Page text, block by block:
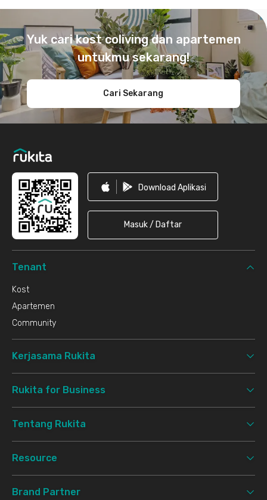
Yuk cari kost coliving dan apartemen
untukmu sekarang!
Cari Sekarang
Download Aplikasi
Masuk / Daftar
Tenant
Kost
Apartemen
Community
Kerjasama Rukita
Rukita for Business
Tentang Rukita
Resource
Brand Partner